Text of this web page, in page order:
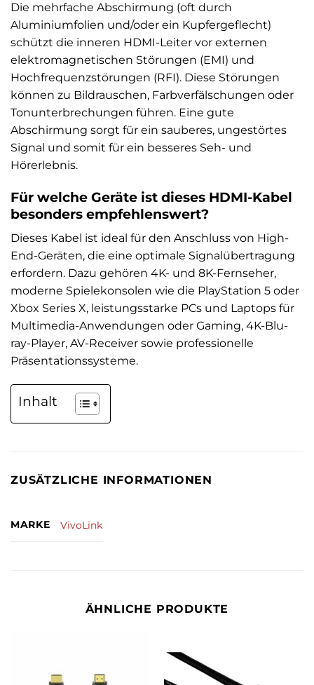
Die mehrfache Abschirmung (oft durch
Aluminiumfolien und/oder ein Kupfergeflecht)
schützt die inneren HDMI-Leiter vor externen
elektromagnetischen Störungen (EMI) und
Hochfrequenzstörungen (RFI). Diese Störungen
können zu Bildrauschen, Farbverfälschungen oder
Tonunterbrechungen führen. Eine gute
Abschirmung sorgt für ein sauberes, ungestörtes
Signal und somit für ein besseres Seh- und
Hörerlebnis.
Für welche Geräte ist dieses HDMI-Kabel
besonders empfehlenswert?
Dieses Kabel ist ideal für den Anschluss von High-
End-Geräten, die eine optimale Signalübertragung
erfordern. Dazu gehören 4K- und 8K-Fernseher,
moderne Spielekonsolen wie die PlayStation 5 oder
Xbox Series X, leistungsstarke PCs und Laptops für
Multimedia-Anwendungen oder Gaming, 4K-Blu-
ray-Player, AV-Receiver sowie professionelle
Präsentationssysteme.
Inhalt
ZUSÄTZLICHE INFORMATIONEN
MARKE VivoLink
ÄHNLICHE PRODUKTE